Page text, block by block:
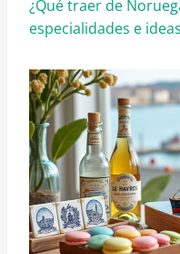
¿Qué traer de
especialidades e